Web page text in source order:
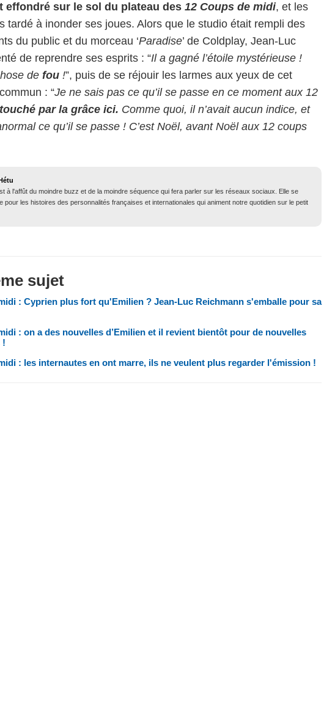
effondré sur le sol du plateau des 12 Coups de midi, et les
tardé à inonder ses joues. Alors que le studio était rempli des
du public et du morceau ‘Paradise’ de Coldplay, Jean-Luc
de reprendre ses esprits : “Il a gagné l’étoile mystérieuse !
de fou !”, puis de se réjouir les larmes aux yeux de cet
: “Je ne sais pas ce qu’il se passe en ce moment aux 12
par la grâce ici. Comme quoi, il n’avait aucun indice, et
ce qu’il se passe ! C’est Noël, avant Noël aux 12 coups
à l'affût du moindre buzz et de la moindre séquence qui fera parler sur les réseaux sociaux. Elle se
pour les histoires des personnalités françaises et internationales qui animent notre quotidien sur le petit
sujet
: Cyprien plus fort qu'Emilien ? Jean-Luc Reichmann s'emballe pour sa
: on a des nouvelles d’Emilien et il revient bientôt pour de nouvelles
!
: les internautes en ont marre, ils ne veulent plus regarder l'émission !